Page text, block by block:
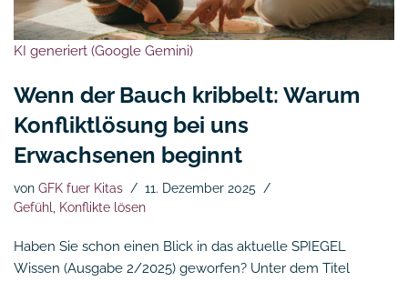
KI generiert (Google Gemini)
Wenn der Bauch kribbelt: Warum
Konfliktlösung bei uns
Erwachsenen beginnt
von GFK fuer Kitas
11. Dezember 2025
Gefühl
Konflikte lösen
Haben Sie schon einen Blick in das aktuelle SPIEGEL
Wissen (Ausgabe 2/2025) geworfen? Unter dem Titel